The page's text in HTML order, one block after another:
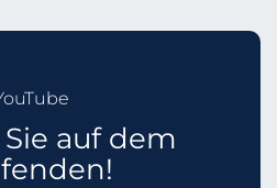
auf dem